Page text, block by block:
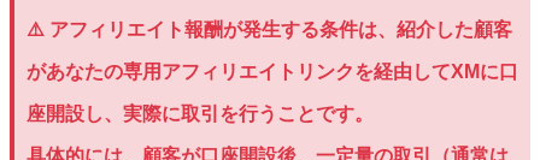
⚠️ アフィリエイト報酬が発生する条件は、紹介した顧客
があなたの専用アフィリエイトリンクを経由してXMに口
座開設し、実際に取引を行うことです。
具体的には、顧客が口座開設後、一定量の取引（通常は